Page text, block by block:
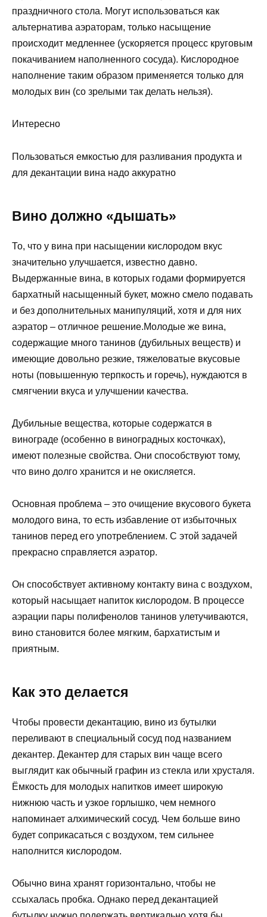
праздничного стола. Могут использоваться как
альтернатива аэраторам, только насыщение
происходит медленнее (ускоряется процесс круговым
покачиванием наполненного сосуда). Кислородное
наполнение таким образом применяется только для
молодых вин (со зрелыми так делать нельзя).
Интересно
Пользоваться емкостью для разливания продукта и
для декантации вина надо аккуратно
Вино должно «дышать»
То, что у вина при насыщении кислородом вкус
значительно улучшается, известно давно.
Выдержанные вина, в которых годами формируется
бархатный насыщенный букет, можно смело подавать
и без дополнительных манипуляций, хотя и для них
аэратор – отличное решение.Молодые же вина,
содержащие много танинов (дубильных веществ) и
имеющие довольно резкие, тяжеловатые вкусовые
ноты (повышенную терпкость и горечь), нуждаются в
смягчении вкуса и улучшении качества.
Дубильные вещества, которые содержатся в
винограде (особенно в виноградных косточках),
имеют полезные свойства. Они способствуют тому,
что вино долго хранится и не окисляется.
Основная проблема – это очищение вкусового букета
молодого вина, то есть избавление от избыточных
танинов перед его употреблением. С этой задачей
прекрасно справляется аэратор.
Он способствует активному контакту вина с воздухом,
который насыщает напиток кислородом. В процессе
аэрации пары полифенолов танинов улетучиваются,
вино становится более мягким, бархатистым и
приятным.
Как это делается
Чтобы провести декантацию, вино из бутылки
переливают в специальный сосуд под названием
декантер. Декантер для старых вин чаще всего
выглядит как обычный графин из стекла или хрусталя.
Ёмкость для молодых напитков имеет широкую
нижнюю часть и узкое горлышко, чем немного
напоминает алхимический сосуд. Чем больше вино
будет соприкасаться с воздухом, тем сильнее
наполнится кислородом.
Обычно вина хранят горизонтально, чтобы не
ссыхалась пробка. Однако перед декантацией